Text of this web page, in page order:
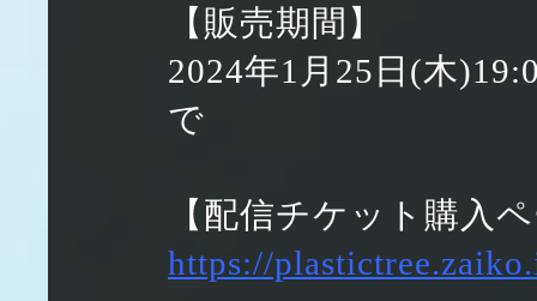
【販売期間】
2024年1月25日(木
で
【配信チケット購入
https://